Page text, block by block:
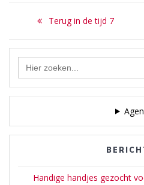
Bericht
navigatie
Previous
Terug in de tijd 7
Zoek
Handige handjes gezocht